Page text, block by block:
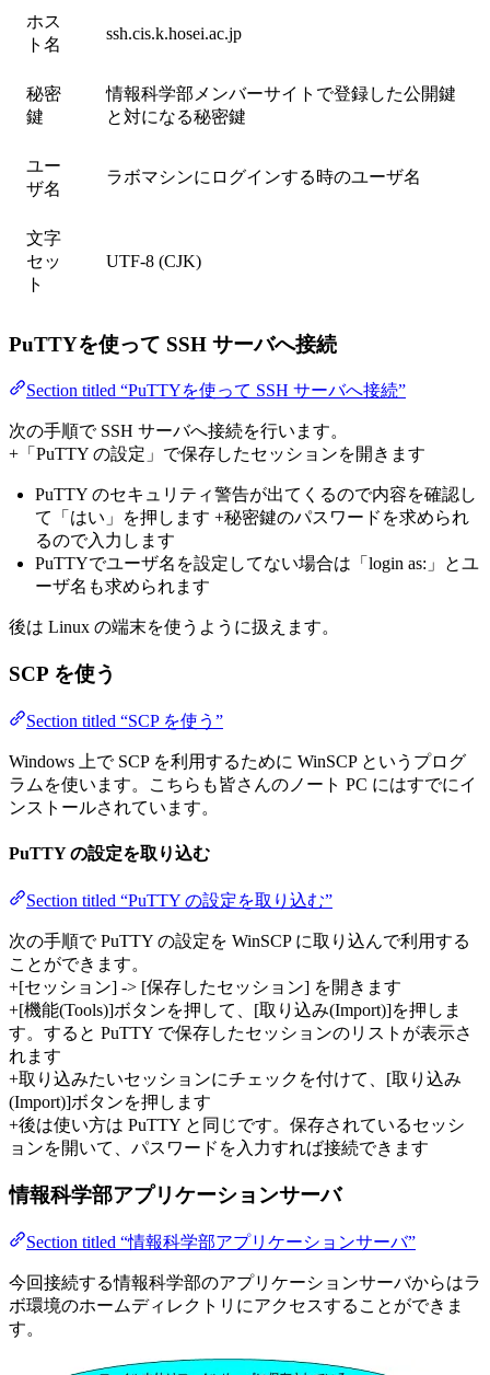
ホス
ト名
ssh.cis.k.hosei.ac.jp
秘密
鍵
情報科学部メンバーサイトで登録した公開鍵
と対になる秘密鍵
ユー
ザ名
ラボマシンにログインする時のユーザ名
文字
セッ
ト
UTF-8 (CJK)
PuTTYを使って SSH サーバへ接続
Section titled “PuTTYを使って SSH サーバへ接続”
次の手順で SSH サーバへ接続を行います。
+「PuTTY の設定」で保存したセッションを開きます
PuTTY のセキュリティ警告が出てくるので内容を確認し
て「はい」を押します +秘密鍵のパスワードを求められ
るので入力します
PuTTYでユーザ名を設定してない場合は「login as:」とユ
ーザ名も求められます
後は Linux の端末を使うように扱えます。
SCP を使う
Section titled “SCP を使う”
Windows 上で SCP を利用するために WinSCP というプログ
ラムを使います。こちらも皆さんのノート PC にはすでにイ
ンストールされています。
PuTTY の設定を取り込む
Section titled “PuTTY の設定を取り込む”
次の手順で PuTTY の設定を WinSCP に取り込んで利用する
ことができます。
+[セッション] -> [保存したセッション] を開きます
+[機能(Tools)]ボタンを押して、[取り込み(Import)]を押しま
す。すると PuTTY で保存したセッションのリストが表示さ
れます
+取り込みたいセッションにチェックを付けて、[取り込み
(Import)]ボタンを押します
+後は使い方は PuTTY と同じです。保存されているセッシ
ョンを開いて、パスワードを入力すれば接続できます
情報科学部アプリケーションサーバ
Section titled “情報科学部アプリケーションサーバ”
今回接続する情報科学部のアプリケーションサーバからはラ
ボ環境のホームディレクトリにアクセスすることができま
す。